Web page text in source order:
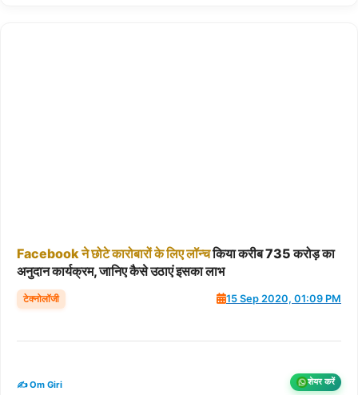
Facebook नेछोटेकारोबारोंकेलिएलॉन्चकिया करीब 735 करोड़ का
अनुदान कार्यक्रम, जानिए कैसे उठाएं इसका लाभ
टेक्नोलॉजी 15 Sep 2020, 01:09 PM
✍️ Om Giri शेयर करें